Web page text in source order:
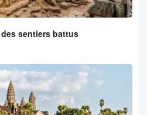
sentiers battus